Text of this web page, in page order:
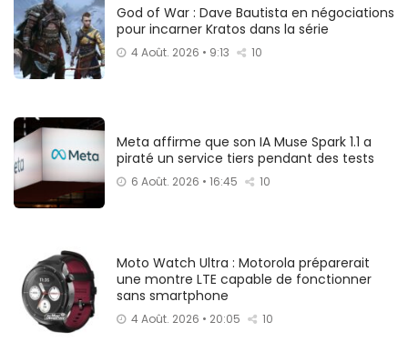
God of War : Dave Bautista en négociations
pour incarner Kratos dans la série
4 Août. 2026 • 9:13 10
Meta affirme que son IA Muse Spark 1.1 a
piraté un service tiers pendant des tests
6 Août. 2026 • 16:45 10
Moto Watch Ultra : Motorola préparerait
une montre LTE capable de fonctionner
sans smartphone
4 Août. 2026 • 20:05 10